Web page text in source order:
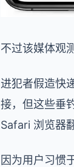
不过该媒体观
进犯者假造快
接，但这些垂
Safari 浏览器
因为用户习惯